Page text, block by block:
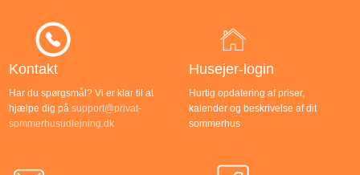
Kontakt
Har du spørgsmål? Vi er klar til at
hjælpe dig på support@privat-
sommerhusudlejning.dk
Husejer-login
Hurtig opdatering af priser,
kalender og beskrivelse af dit
sommerhus